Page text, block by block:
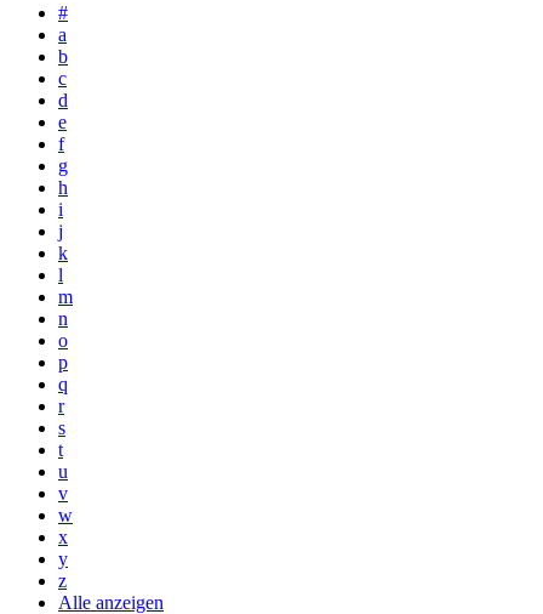
#
a
b
c
d
e
f
g
h
i
j
k
l
m
n
o
p
q
r
s
t
u
v
w
x
y
z
Alle anzeigen